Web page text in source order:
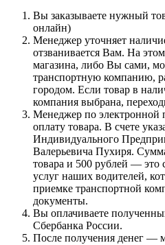
Вы заказываете нужный
онлайн)
Менеджер уточняет
отзванивается Вам. На
магазина, либо Вы сами,
транспортную компанию,
городом. Если товар в
компания выбрана,
Менеджер по электронной
оплату товара. В счете
Индивидуального
Валерьевича Пухиря.
товара и 500 рублей — это
услуг наших водителей,
приемке транспортной
документы.
Вы оплачиваете
Сбербанка России.
После получения денег —